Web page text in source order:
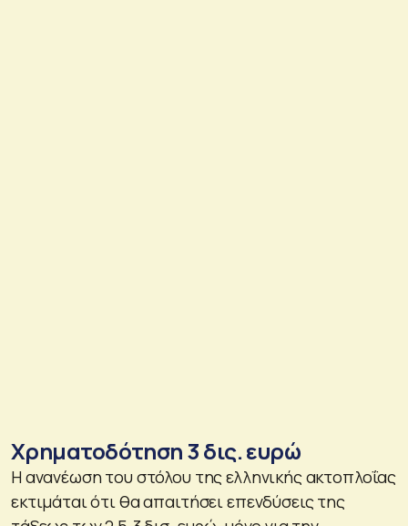
Χρηματοδότηση 3 δις. ευρώ
Η ανανέωση του στόλου της ελληνικής ακτοπλοΐας
εκτιμάται ότι θα απαιτήσει επενδύσεις της